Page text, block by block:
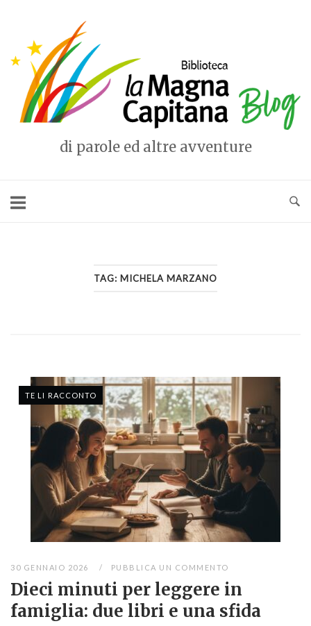
contenuto
di parole ed altre avventure
TAG: MICHELA MARZANO
TE LI RACCONTO
30 GENNAIO 2026 PUBBLICA UN COMMENTO
Dieci minuti per leggere in
famiglia: due libri e una sfida